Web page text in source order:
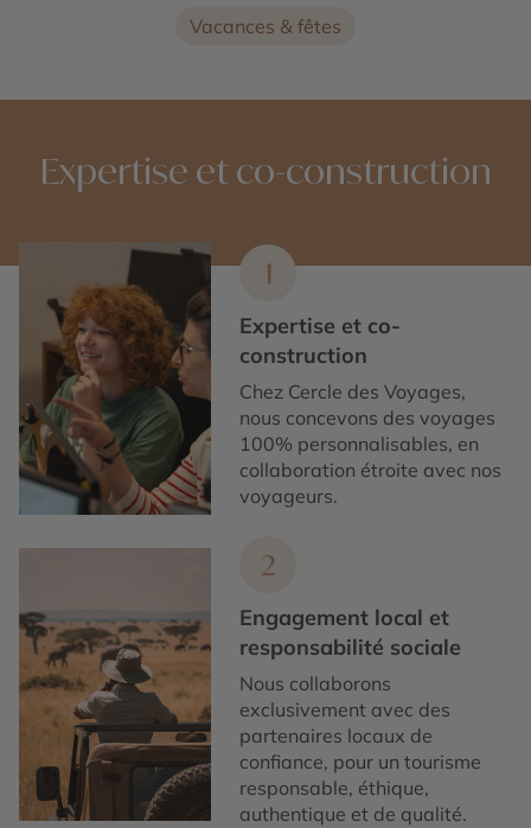
Vacances & fêtes
Expertise et co-construction
1
Expertise et co-
construction
Chez Cercle des Voyages,
nous concevons des voyages
100% personnalisables, en
collaboration étroite avec nos
voyageurs.
2
Engagement local et
responsabilité sociale
Nous collaborons
exclusivement avec des
partenaires locaux de
confiance, pour un tourisme
responsable, éthique,
authentique et de qualité.